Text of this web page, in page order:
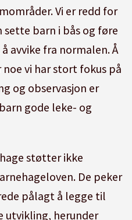
Vi er redd for
barn i bås og føre
avvike fra normalen. Å
vi har stort fokus på
og observasjon er
gode leke- og
støtter ikke
De peker
pålagt å legge til
utvikling, herunder